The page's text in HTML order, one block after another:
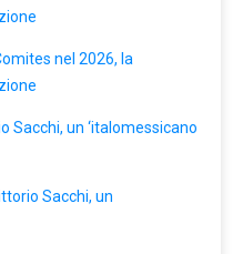
nel 2026, la
Sacchi, un ‘italomessicano
Sacchi, un